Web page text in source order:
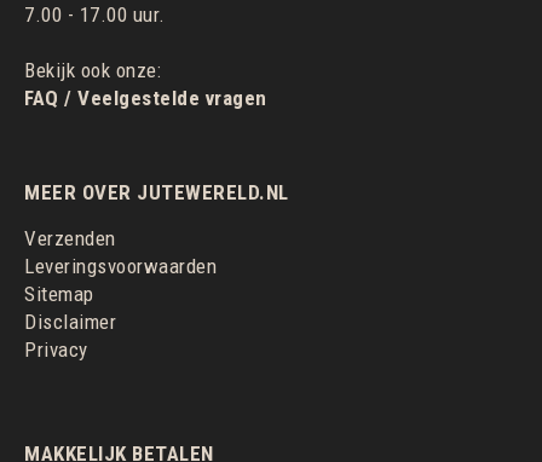
7.00 - 17.00 uur.
Bekijk ook onze:
FAQ / Veelgestelde vragen
MEER OVER JUTEWERELD.NL
Verzenden
Leveringsvoorwaarden
Sitemap
Disclaimer
Privacy
MAKKELIJK BETALEN